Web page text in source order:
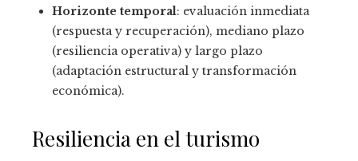
Horizonte temporal: evaluación inmediata
(respuesta y recuperación), mediano plazo
(resiliencia operativa) y largo plazo
(adaptación estructural y transformación
económica).
Resiliencia en el turismo